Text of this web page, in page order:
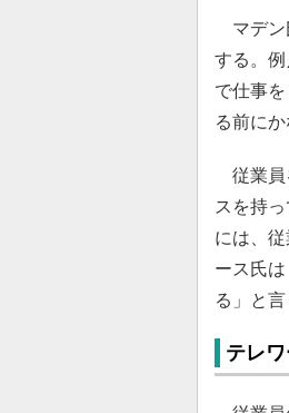
マデン
する。
で仕事
る前に
従業員
スを持
には、
ース氏
る」と言
テレ